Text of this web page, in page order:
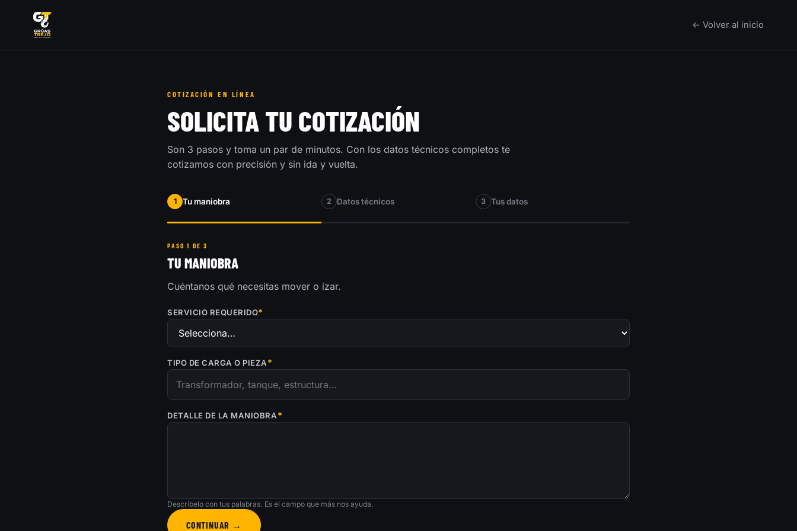
← Volver al inicio
COTIZACIÓN EN LÍNEA
SOLICITA TU COTIZACIÓN
Son 3 pasos y toma un par de minutos. Con los datos técnicos completos te
cotizamos con precisión y sin ida y vuelta.
1 Tu maniobra 2 Datos técnicos 3 Tus datos
PASO 1 DE 3
TU MANIOBRA
Cuéntanos qué necesitas mover o izar.
SERVICIO REQUERIDO*
TIPO DE CARGA O PIEZA*
DETALLE DE LA MANIOBRA*
Descríbelo con tus palabras. Es el campo que más nos ayuda.
CONTINUAR →